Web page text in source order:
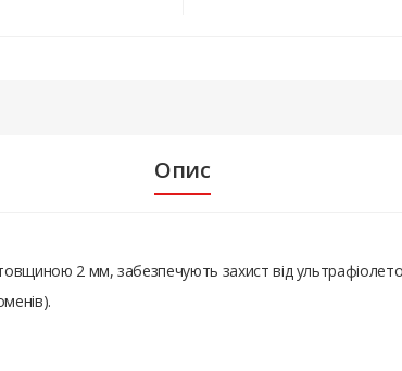
Опис
2 мм, забезпечують захист від